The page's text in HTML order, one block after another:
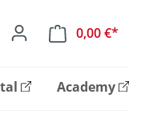
0,00 €*
Academy